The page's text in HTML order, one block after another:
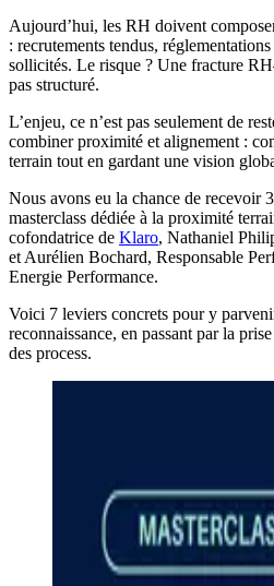
Aujourd’hui, les RH doivent
: recrutements tendus,
sollicités. Le risque ? Une fracture
pas structuré.
L’enjeu, ce n’est pas seulement de
combiner proximité et alignement :
terrain tout en gardant une vision
Nous avons eu la chance de recevoir
masterclass dédiée à la proximité
cofondatrice de Klaro, Nathaniel
et Aurélien Bochard, Responsable
Energie Performance.
Voici 7 leviers concrets pour y
reconnaissance, en passant par la
des process.